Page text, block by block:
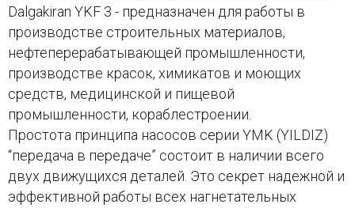
Dalgakiran YKF 3 - предназначен для работы в
производстве строительных материалов,
нефтеперерабатывающей промышленности,
производстве красок, химикатов и моющих
средств, медицинской и пищевой
промышленности, кораблестроении.
Простота принципа насосов серии YMK (YILDIZ)
“передача в передаче” состоит в наличии всего
двух движущихся деталей. Это секрет надежной и
эффективной работы всех нагнетательных